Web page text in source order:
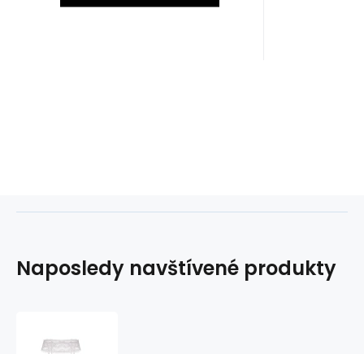
Naposledy navštívené produkty